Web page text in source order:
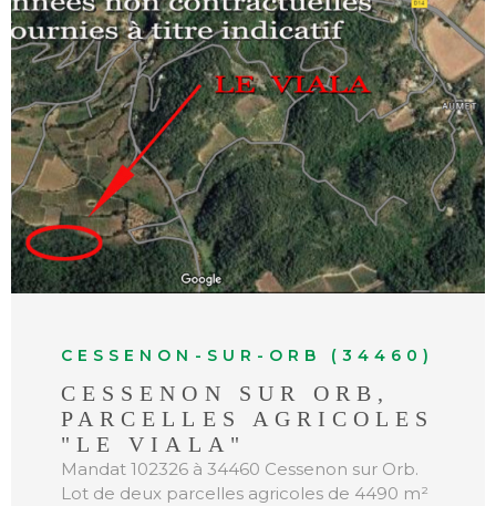
CESSENON-SUR-ORB (34460)
CESSENON SUR ORB,
PARCELLES AGRICOLES
"LE VIALA"
Mandat 102326 à 34460 Cessenon sur Orb.
Lot de deux parcelles agricoles de 4490 m²
VOIR LE BIEN